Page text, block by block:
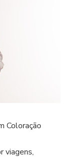
Coloração
viagens,